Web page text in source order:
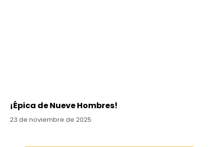
¡Épica de Nueve Hombres!
23 de noviembre de 2025